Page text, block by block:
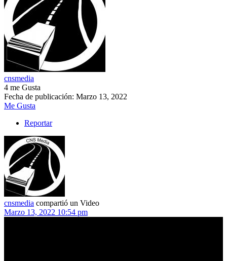
cnsmedia
4 me Gusta
Fecha de publicación: Marzo 13, 2022
Me Gusta
Reportar
cnsmedia compartió un Video
Marzo 13, 2022 10:54 pm